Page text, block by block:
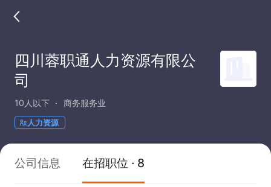
四川蓉职通人力资源有限公
司
10人以下 商务服务业
人力资源
公司信息 在招职位 · 8